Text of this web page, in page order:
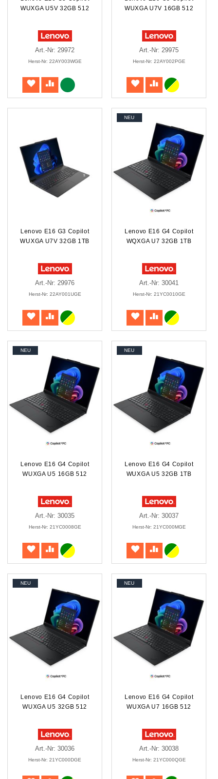
WUXGA U5V 32GB 512
Art.-Nr: 29972
Herst-Nr: 22AY003WGE
WUXGA U7V 16GB 512
Art.-Nr: 29975
Herst-Nr: 22AY002PGE
Lenovo E16 G3 Copilot
WUXGA U7V 32GB 1TB
Art.-Nr: 29976
Herst-Nr: 22AY001UGE
NEU
Lenovo E16 G4 Copilot
WQXGA U7 32GB 1TB
Art.-Nr: 30041
Herst-Nr: 21YC0010GE
NEU
Lenovo E16 G4 Copilot
WUXGA U5 16GB 512
Art.-Nr: 30035
Herst-Nr: 21YC0008GE
NEU
Lenovo E16 G4 Copilot
WUXGA U5 32GB 1TB
Art.-Nr: 30037
Herst-Nr: 21YC000MGE
NEU
Lenovo E16 G4 Copilot
WUXGA U5 32GB 512
Art.-Nr: 30036
Herst-Nr: 21YC000DGE
NEU
Lenovo E16 G4 Copilot
WUXGA U7 16GB 512
Art.-Nr: 30038
Herst-Nr: 21YC000QGE